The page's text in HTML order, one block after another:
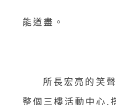
能道盡。
所長宏亮的笑聲
整個三樓活動中心,